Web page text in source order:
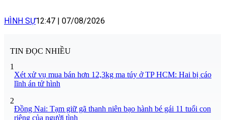
HÌNH SỰ12:47 | 07/08/2026
TIN ĐỌC NHIỀU
1
Xét xử vụ mua bán hơn 12,3kg ma túy ở TP HCM: Hai bị cáo
lĩnh án tử hình
2
Đồng Nai: Tạm giữ gã thanh niên bạo hành bé gái 11 tuổi con
riêng của người tình